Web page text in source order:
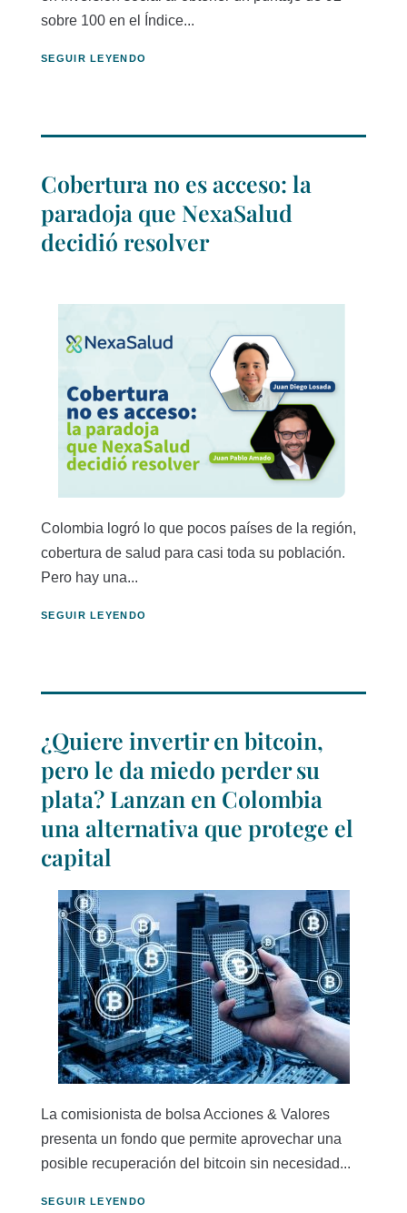
sobre 100 en el Índice...
SEGUIR LEYENDO
Cobertura no es acceso: la
paradoja que NexaSalud
decidió resolver
Colombia logró lo que pocos países de la región,
cobertura de salud para casi toda su población.
Pero hay una...
SEGUIR LEYENDO
¿Quiere invertir en bitcoin,
pero le da miedo perder su
plata? Lanzan en Colombia
una alternativa que protege el
capital
La comisionista de bolsa Acciones & Valores
presenta un fondo que permite aprovechar una
posible recuperación del bitcoin sin necesidad...
SEGUIR LEYENDO